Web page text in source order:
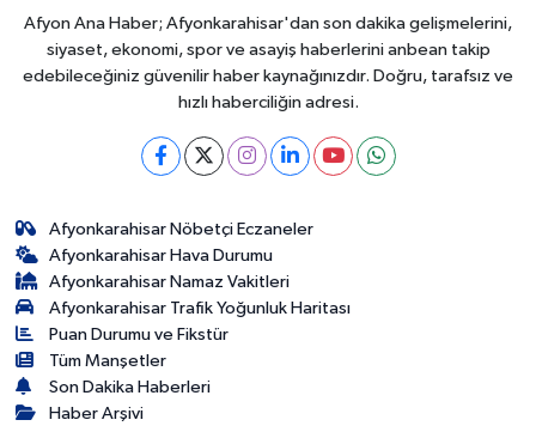
Afyon Ana Haber; Afyonkarahisar'dan son dakika gelişmelerini,
siyaset, ekonomi, spor ve asayiş haberlerini anbean takip
edebileceğiniz güvenilir haber kaynağınızdır. Doğru, tarafsız ve
hızlı haberciliğin adresi.
Afyonkarahisar Nöbetçi Eczaneler
Afyonkarahisar Hava Durumu
Afyonkarahisar Namaz Vakitleri
Afyonkarahisar Trafik Yoğunluk Haritası
Puan Durumu ve Fikstür
Tüm Manşetler
Son Dakika Haberleri
Haber Arşivi